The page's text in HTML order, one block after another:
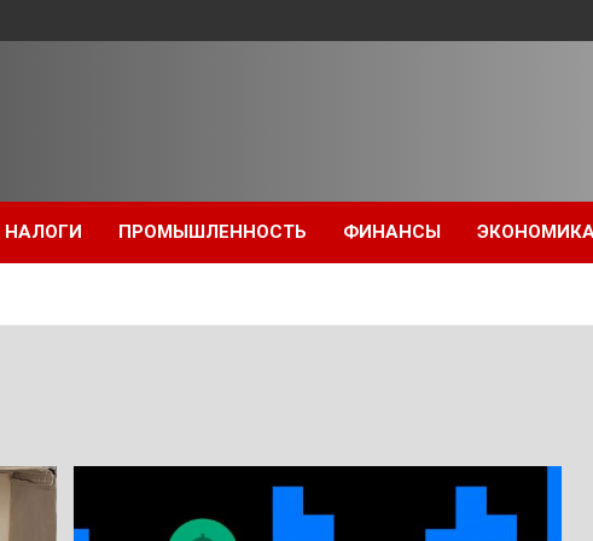
НАЛОГИ ПРОМЫШЛЕННОСТЬ ФИНАНСЫ